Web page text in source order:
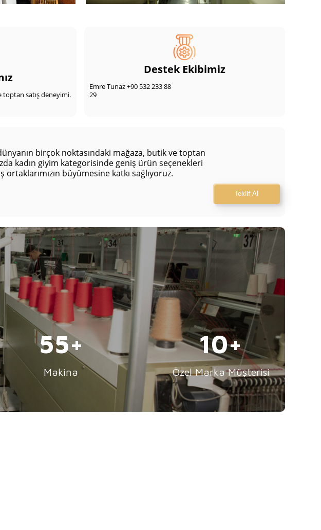
toptan satış deneyimi.
Destek Ekibimiz
Emre Tunaz +90 532 233 88
29
birçok noktasındaki mağaza, butik ve toptan
kadın giyim kategorisinde geniş ürün seçenekleri
büyümesine katkı sağlıyoruz.
Teklif Al
84
Makina
14
Özel Marka Müşterisi